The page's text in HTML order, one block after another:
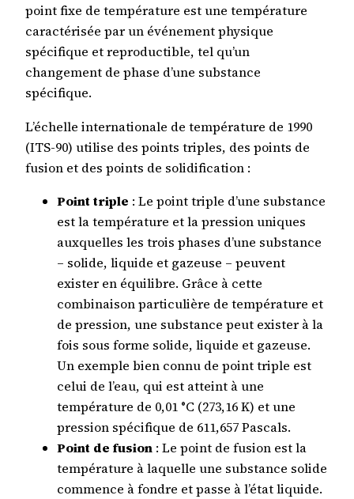
point fixe de température est une température
caractérisée par un événement physique
spécifique et reproductible, tel qu’un
changement de phase d’une substance
spécifique.
L’échelle internationale de température de 1990
(ITS-90) utilise des points triples, des points de
fusion et des points de solidification :
Point triple : Le point triple d’une substance
est la température et la pression uniques
auxquelles les trois phases d’une substance
– solide, liquide et gazeuse – peuvent
exister en équilibre. Grâce à cette
combinaison particulière de température et
de pression, une substance peut exister à la
fois sous forme solide, liquide et gazeuse.
Un exemple bien connu de point triple est
celui de l’eau, qui est atteint à une
température de 0,01 °C (273,16 K) et une
pression spécifique de 611,657 Pascals.
Point de fusion : Le point de fusion est la
température à laquelle une substance solide
commence à fondre et passe à l’état liquide.